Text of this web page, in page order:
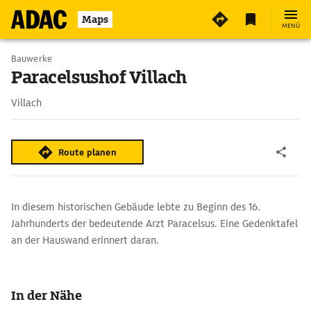
Maps MENÜ
Bauwerke
Paracelsushof Villach
Villach
Route planen
In diesem historischen Gebäude lebte zu Beginn des 16.
Jahrhunderts der bedeutende Arzt Paracelsus. Eine Gedenktafel
an der Hauswand erinnert daran.
In der Nähe